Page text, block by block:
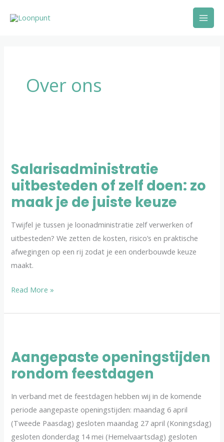
naar
Main
Over ons
Salarisadministratie
uitbesteden of zelf doen: zo
maak je de juiste keuze
Twijfel je tussen je loonadministratie zelf verwerken of
uitbesteden? We zetten de kosten, risico’s en praktische
afwegingen op een rij zodat je een onderbouwde keuze
maakt.
of
zelf
doen:
zo
maak
je
de
juiste
Read More »
Aangepaste openingstijden
rondom feestdagen
In verband met de feestdagen hebben wij in de komende
periode aangepaste openingstijden: maandag 6 april
(Tweede Paasdag) gesloten maandag 27 april (Koningsdag)
gesloten donderdag 14 mei (Hemelvaartsdag) gesloten
rondom
feestdagen